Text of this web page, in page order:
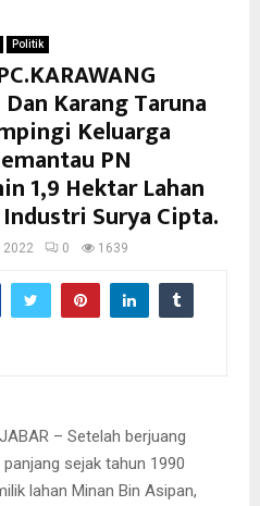
Politik
Karang Taruna
Keluarga
PN
1,9 Hektar Lahan
Surya Cipta.
2022 0 1639
– Setelah berjuang
sejak tahun 1990
lahan Minan Bin Asipan,